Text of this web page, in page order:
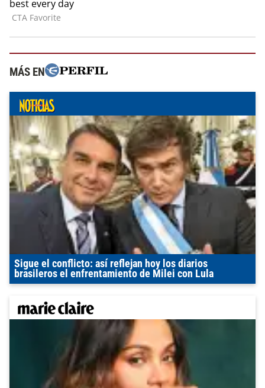
MÁS EN
Sigue el conflicto: así reflejan hoy los diarios
brasileros el enfrentamiento de Milei con Lula